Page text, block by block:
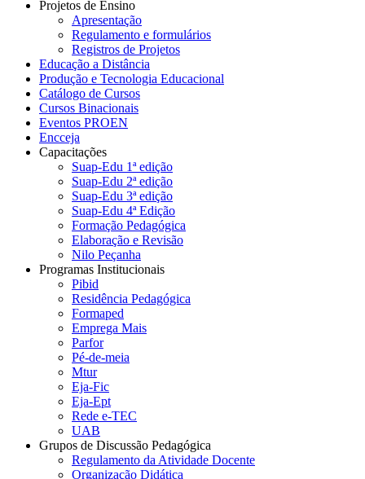
Projetos de Ensino
Apresentação
Regulamento e formulários
Registros de Projetos
Educação a Distância
Produção e Tecnologia Educacional
Catálogo de Cursos
Cursos Binacionais
Eventos PROEN
Encceja
Capacitações
Suap-Edu 1ª edição
Suap-Edu 2ª edição
Suap-Edu 3ª edição
Suap-Edu 4ª Edição
Formação Pedagógica
Elaboração e Revisão
Nilo Peçanha
Programas Institucionais
Pibid
Residência Pedagógica
Formaped
Emprega Mais
Parfor
Pé-de-meia
Mtur
Eja-Fic
Eja-Ept
Rede e-TEC
UAB
Grupos de Discussão Pedagógica
Regulamento da Atividade Docente
Organização Didática